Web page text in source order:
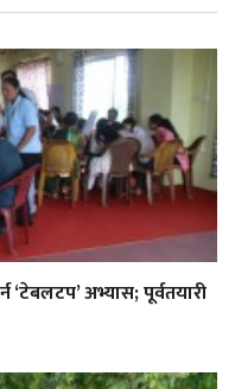
‘टेबलटप’ अभ्यास; पूर्वतयारी